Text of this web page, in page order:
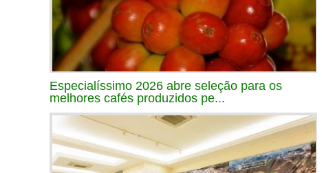
Especialíssimo 2026 abre seleção para os
melhores cafés produzidos pe...